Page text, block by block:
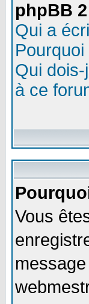
phpBB 2
Qui a
Qui
à ce
Vous